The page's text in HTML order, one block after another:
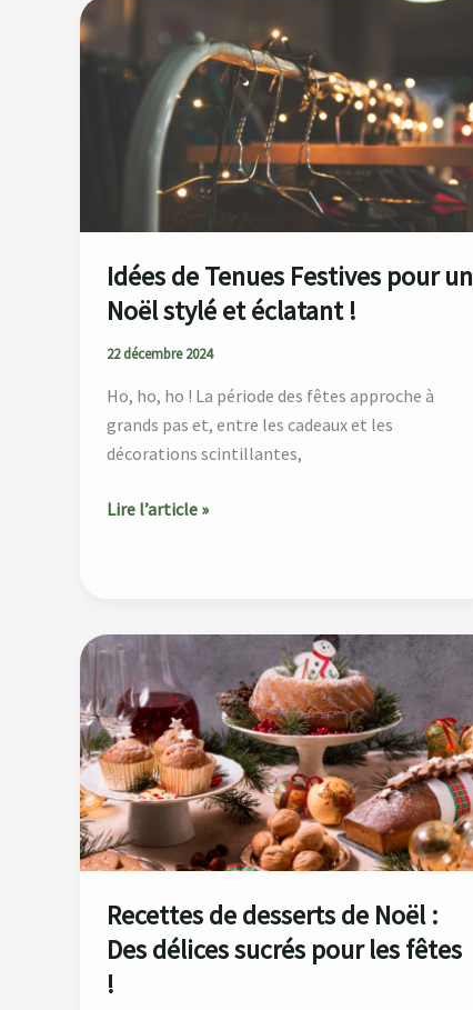
Idées de Tenues Festives pour un
Noël stylé et éclatant !
22 décembre 2024
Ho, ho, ho ! La période des fêtes approche à
grands pas et, entre les cadeaux et les
décorations scintillantes,
Idées
Tenues
Festives
éclatant
!
Lire l’article »
Recettes de desserts de Noël :
Des délices sucrés pour les fêtes
!
Recettes
desserts
de
Noël
:
Des
délices
sucrés
pour
les
fêtes
!